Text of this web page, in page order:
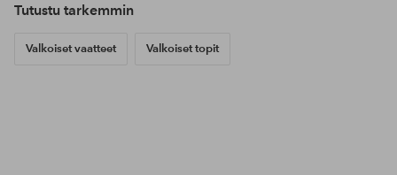
Tutustu tarkemmin
Valkoiset vaatteet Valkoiset topit